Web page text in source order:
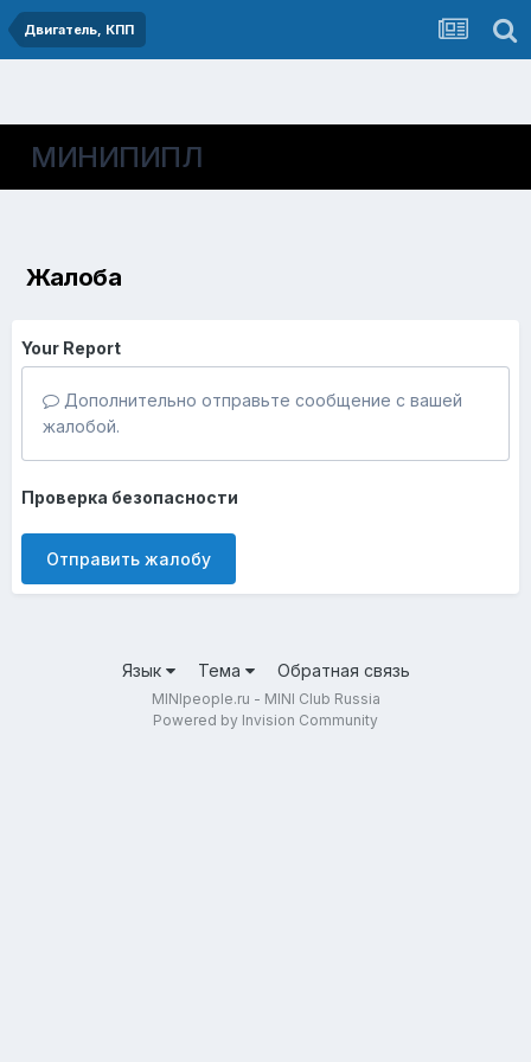
Двигатель, КПП
МИНИПИПЛ
Жалоба
Your Report
Дополнительно отправьте сообщение с вашей
жалобой.
Проверка безопасности
Отправить жалобу
Язык Тема Обратная связь
MINIpeople.ru - MINI Club Russia
Powered by Invision Community